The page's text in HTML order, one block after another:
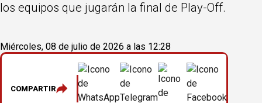
los equipos que jugarán la final de Play-Off.
Miércoles, 08 de julio de 2026 a las 12:28
COMPARTIR